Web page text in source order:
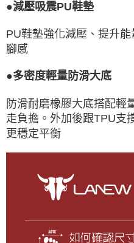
●減壓吸震PU鞋墊
PU鞋墊強化減壓、提升
腳感
●多密度輕量防滑大底
防滑耐磨橡膠大底搭配輕
走負擔。外加後跟TPU支
更穩定平衡